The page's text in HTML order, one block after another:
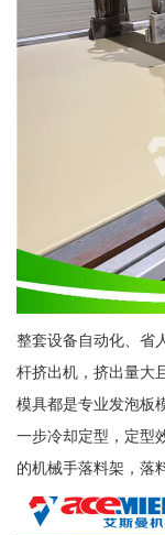
整套设备自动化、省
杆挤出机，挤出量大
模具都是专业发泡板
一步冷却定型，定型
的机械手落料架，落